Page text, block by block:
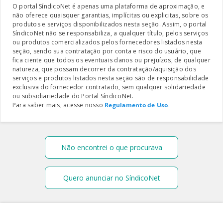
O portal SíndicoNet é apenas uma plataforma de aproximação, e
não oferece quaisquer garantias, implícitas ou explicitas, sobre os
produtos e serviços disponibilizados nesta seção. Assim, o portal
SíndicoNet não se responsabiliza, a qualquer título, pelos serviços
ou produtos comercializados pelos fornecedores listados nesta
seção, sendo sua contratação por conta e risco do usuário, que
fica ciente que todos os eventuais danos ou prejuízos, de qualquer
natureza, que possam decorrer da contratação/aquisição dos
serviços e produtos listados nesta seção são de responsabilidade
exclusiva do fornecedor contratado, sem qualquer solidariedade
ou subsidiariedade do Portal SíndicoNet.
Para saber mais, acesse nosso Regulamento de Uso.
Não encontrei o que procurava
Quero anunciar no SíndicoNet